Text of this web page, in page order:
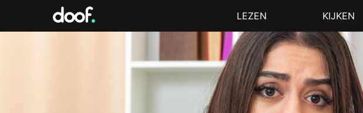
MenuLEZEN KIJKEN
Doof.nl